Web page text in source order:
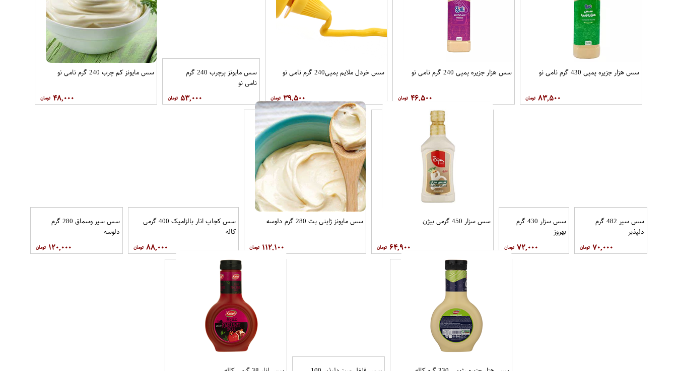
سس هزار جزیره پمپی 430 گرم نامی نو
۸۳,۵۰۰
سس هزار جزیره پمپی 240 گرم نامی نو
۴۶,۵۰۰
سس خردل ملایم پمپی240 گرم نامی نو
۳۹,۵۰۰
سس مایونز پرچرب 240 گرم نامی نو
۵۳,۰۰۰
سس مایونز کم چرب 240 گرم نامی نو
۴۸,۰۰۰
۷۰,۰۰۰
سس سزار 430 گرم بهروز سس مایونز ژاپنی پت 280 گرم دلوسه
سس کچاپ انار بالزامیک 400 گرمی